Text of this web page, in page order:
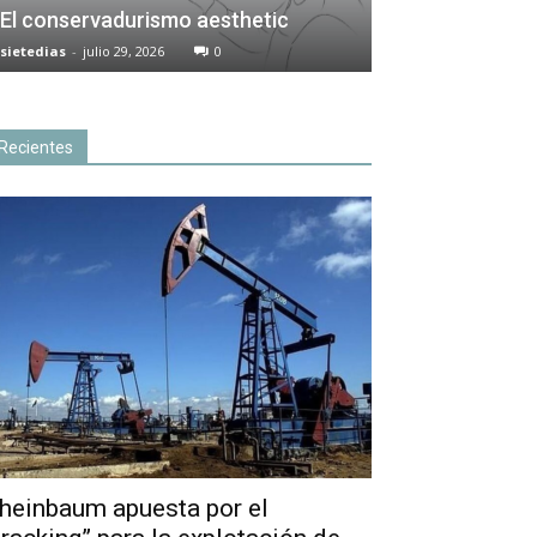
El conservadurismo aesthetic
sietedias - julio 29, 2026 0
apuesta por el